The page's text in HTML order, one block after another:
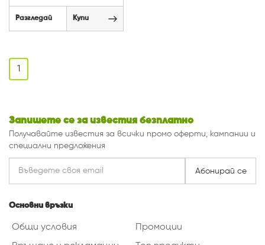
Разгледай Купи
1
Запишете се за известия безплатно
Получавайте известия за всички промо оферти, кампании и
специални предложения
Абонирай се
Основни връзки
Общи условия
Промоции